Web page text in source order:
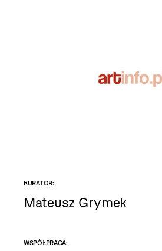
KURATOR:
Mateusz Grymek
WSPÓŁPRACA: